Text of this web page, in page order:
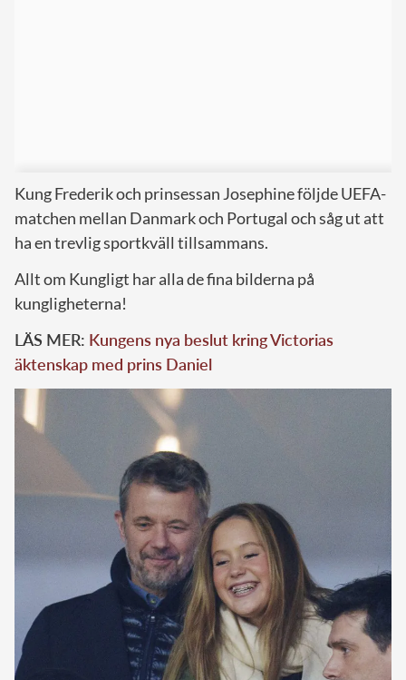
Kung Frederik och prinsessan Josephine följde UEFA-
matchen mellan Danmark och Portugal och såg ut att
ha en trevlig sportkväll tillsammans.
Allt om Kungligt har alla de fina bilderna på
kungligheterna!
LÄS MER: Kungens nya beslut kring Victorias
äktenskap med prins Daniel